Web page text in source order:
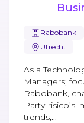
Rabobank
Utrecht
As a
Managers;
Rabobank,
Party-
trends,...